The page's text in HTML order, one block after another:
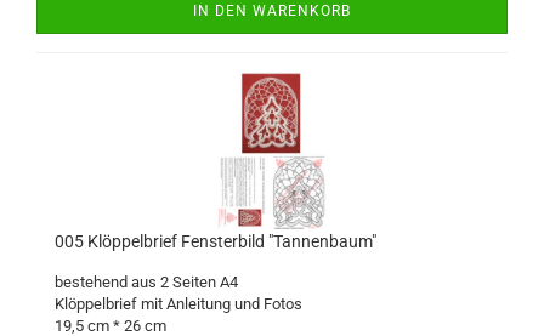
IN DEN WARENKORB
005 Klöppelbrief Fensterbild "Tannenbaum"
bestehend aus 2 Seiten A4
Klöppelbrief mit Anleitung und Fotos
19,5 cm * 26 cm